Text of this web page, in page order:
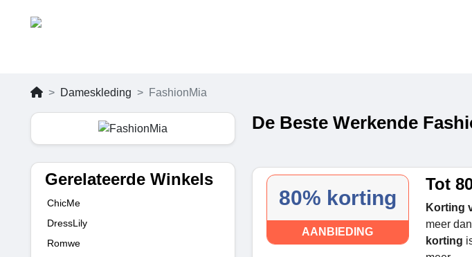
Dameskleding FashionMia
Gerelateerde Winkels
ChicMe
DressLily
Romwe
De Beste Werkende
80% korting
AANBIEDING
Tot
Korting
meer
korting